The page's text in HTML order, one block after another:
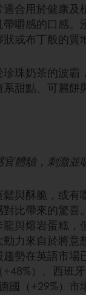
適合用於健康及
嚼感的口感。
或布丁般的質
珍珠奶茶的波霸
甜點、可麗餅
體驗，刺激並
與酥脆，或有
比帶來的驚喜
與熔岩蛋糕，
力來自於將意
勢在英語市場
）、西班
國（+29%）市